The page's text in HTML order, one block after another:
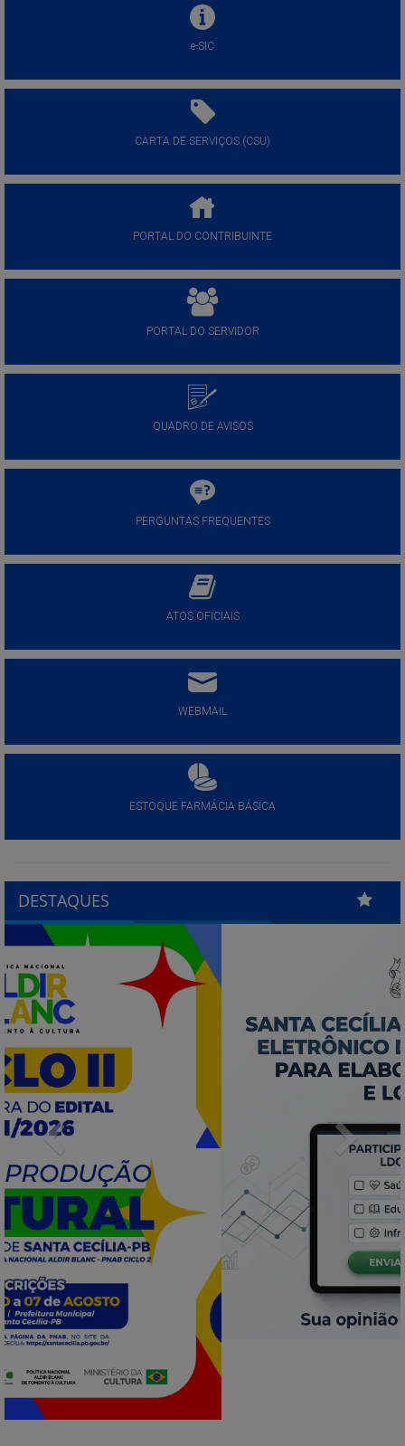
e-SIC
CARTA DE SERVIÇOS (CSU)
PORTAL DO CONTRIBUINTE
PORTAL DO SERVIDOR
QUADRO DE AVISOS
PERGUNTAS FREQUENTES
ATOS OFICIAIS
WEBMAIL
ESTOQUE FARMÁCIA BÁSICA
DESTAQUES
Previous Next
INFORMATIVOS